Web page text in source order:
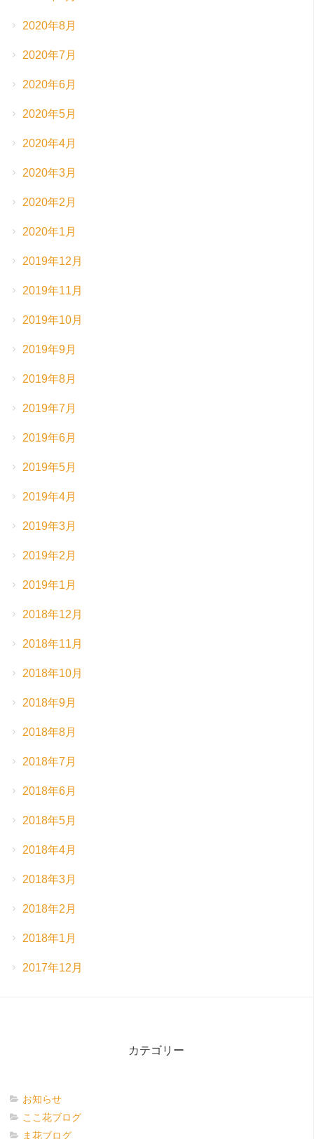
2020年8月
2020年7月
2020年6月
2020年5月
2020年4月
2020年3月
2020年2月
2020年1月
2019年12月
2019年11月
2019年10月
2019年9月
2019年8月
2019年7月
2019年6月
2019年5月
2019年4月
2019年3月
2019年2月
2019年1月
2018年12月
2018年11月
2018年10月
2018年9月
2018年8月
2018年7月
2018年6月
2018年5月
2018年4月
2018年3月
2018年2月
2018年1月
2017年12月
カテゴリー
お知らせ
ここ花ブログ
ま花ブログ